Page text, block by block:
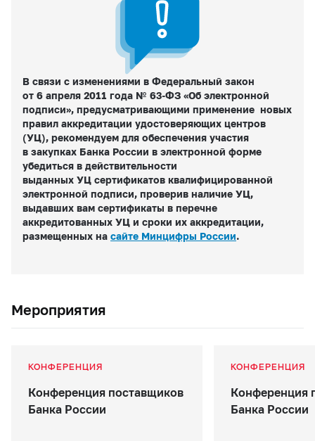
В связи с изменениями в Федеральный закон
от 6 апреля 2011 года № 63-ФЗ «Об электронной
подписи», предусматривающими применение новых
правил аккредитации удостоверяющих центров
(УЦ), рекомендуем для обеспечения участия
в закупках Банка России в электронной форме
убедиться в действительности
выданных УЦ сертификатов квалифицированной
электронной подписи, проверив наличие УЦ,
выдавших вам сертификаты в перечне
аккредитованных УЦ и сроки их аккредитации,
размещенных на сайте Минцифры России.
Мероприятия
КОНФЕРЕНЦИЯ
Конференция поставщиков
Банка России
КОНФЕРЕНЦИЯ
Конференция
Банка России